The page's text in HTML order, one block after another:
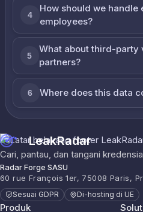
4
How should we handle
employees?
5
What about third-party
partners?
6 Where does this data
LeakRadar
Cari, pantau, dan tangani
Radar Forge SASU
60 rue François 1er, 75008 Paris,
Sesuai GDPR Di-hosting di UE
Produk